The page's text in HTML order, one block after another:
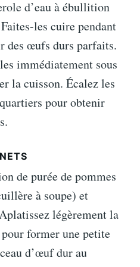
d’eau à ébullition
les cuire pendant
des œufs durs parfaits.
immédiatement sous
la cuisson. Écalez les
pour obtenir
de purée de pommes
à soupe) et
légèrement la
former une petite
d’œuf dur au